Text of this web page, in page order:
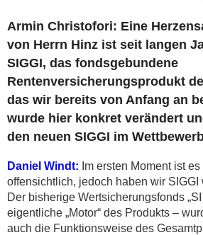
Armin Christofori: Eine
von Herrn Hinz ist seit langen
SIGGI, das fondsgebundene
Rentenversicherungsprodukt
das wir bereits von Anfang an
wurde hier konkret verändert
den neuen SIGGI im
Daniel Windt: Im ersten Moment ist
offensichtlich, jedoch haben wir SIGGI
Der bisherige Wertsicherungsfonds
eigentliche „Motor“ des Produkts –
auch die Funktionsweise des